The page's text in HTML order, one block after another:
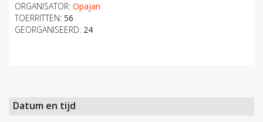
ORGANISATOR: Opajan
TOERRITTEN: 56
GEORGANISEERD: 24
Datum en tijd